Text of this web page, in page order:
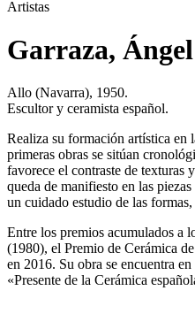
Artistas
Garraza, Ángel
Allo (Navarra), 1950.
Escultor y ceramista español.
Realiza su formación artística en
primeras obras se sitúan
favorece el contraste de texturas
queda de manifiesto en las
un cuidado estudio de las
Entre los premios acumulados a
(1980), el Premio de Cerámica
en 2016. Su obra se encuentra
«Presente de la Cerámica